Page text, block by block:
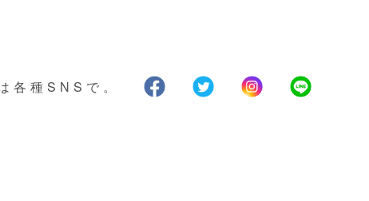
各種SNSで。